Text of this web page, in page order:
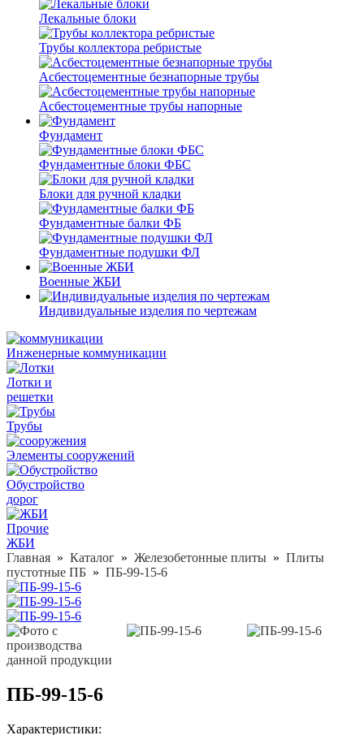
Лекальные блоки
Трубы коллектора ребристые
Асбестоцементные безнапорные трубы
Асбестоцементные трубы напорные
Фундамент
Фундаментные блоки ФБС
Блоки для ручной кладки
Фундаментные балки ФБ
Фундаментные подушки ФЛ
Военные ЖБИ
Индивидуальные изделия по чертежам
Инженерные коммуникации
Лотки и
решетки
Трубы
Элементы сооружений
Обустройство
дорог
Прочие
ЖБИ
Главная » Каталог » Железобетонные плиты » Плиты
пустотные ПБ » ПБ-99-15-6
ПБ-99-15-6
Характеристики: